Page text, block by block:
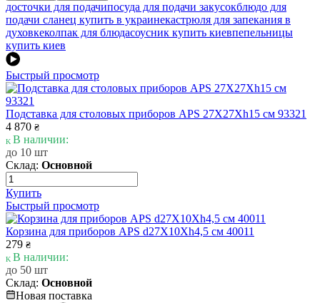
досточки для подачипосуда для подачи закусокблюдо для
подачи сланец купить в украинекастрюля для запекания в
духовкеколпак для блюдасоусник купить киевпепельницы
купить киев
Быстрый просмотр
Подставка для столовых приборов APS 27X27Xh15 см 93321
4 870 ₴
В наличии:
до 10 шт
Склад: Основной
Купить
Быстрый просмотр
Корзина для приборов APS d27X10Xh4,5 см 40011
279 ₴
В наличии:
до 50 шт
Склад: Основной
Новая поставка